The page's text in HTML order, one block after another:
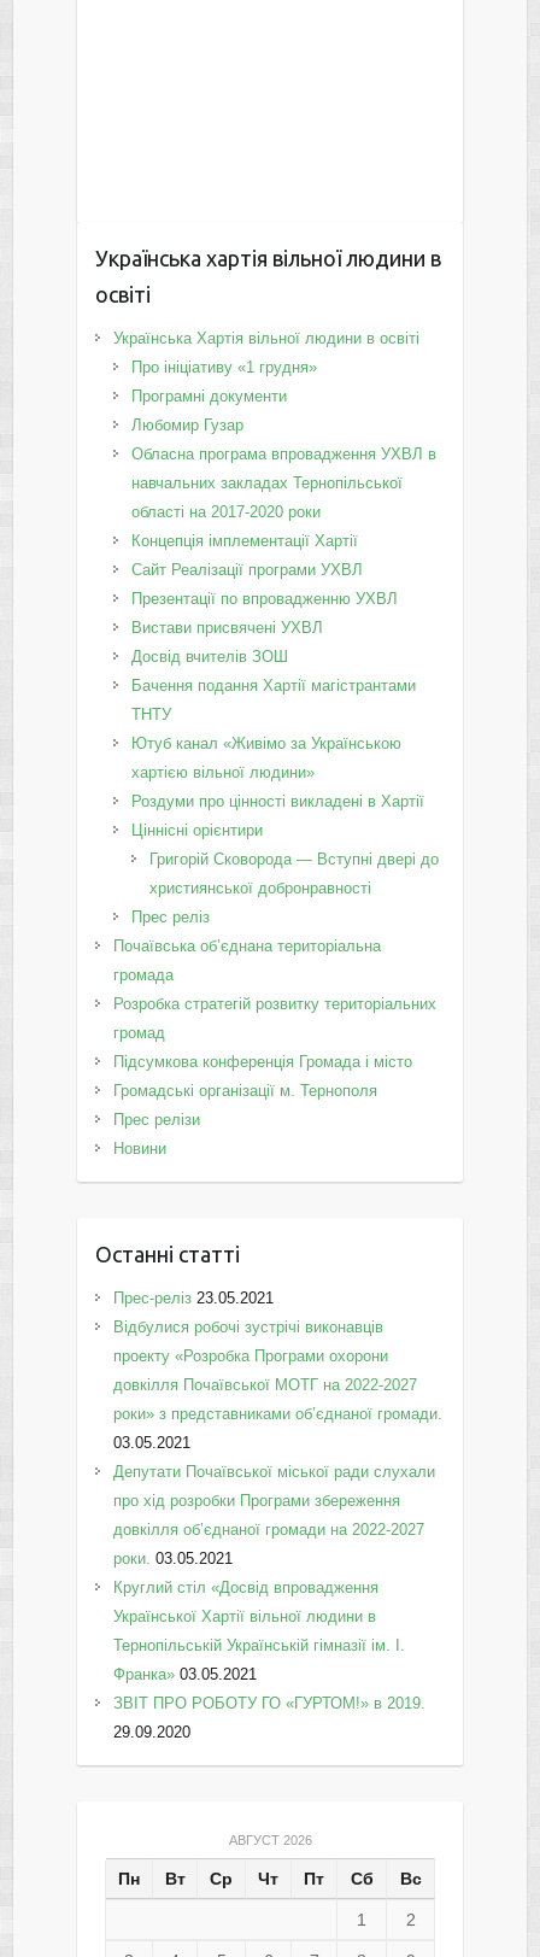
Українська хартія вільної людини в
освіті
Українська Хартія вільної людини в освіті
Про ініціативу «1 грудня»
Програмні документи
Любомир Гузар
Обласна програма впровадження УХВЛ в
навчальних закладах Тернопільської
області на 2017-2020 роки
Концепція імплементації Хартії
Сайт Реалізації програми УХВЛ
Презентації по впровадженню УХВЛ
Вистави присвячені УХВЛ
Досвід вчителів ЗОШ
Бачення подання Хартії магістрантами
ТНТУ
Ютуб канал «Живімо за Українською
хартією вільної людини»
Роздуми про цінності викладені в Хартії
Ціннісні орієнтири
Григорій Сковорода — Вступні двері до
християнської добронравності
Прес реліз
Почаївська об’єднана територіальна
громада
Розробка стратегій розвитку територіальних
громад
Підсумкова конференція Громада і місто
Громадські організації м. Тернополя
Прес релізи
Новини
Останні статті
Прес-реліз 23.05.2021
Відбулися робочі зустрічі виконавців
проекту «Розробка Програми охорони
довкілля Почаївської МОТГ на 2022-2027
роки» з представниками об’єднаної громади.
03.05.2021
Депутати Почаївської міської ради слухали
про хід розробки Програми збереження
довкілля об’єднаної громади на 2022-2027
роки. 03.05.2021
Круглий стіл «Досвід впровадження
Української Хартії вільної людини в
Тернопільській Українській гімназії ім. І.
Франка» 03.05.2021
ЗВІТ ПРО РОБОТУ ГО «ГУРТОМ!» в 2019.
29.09.2020
АВГУСТ 2026
Пн Вт Ср Чт Пт Сб Вс
1 2